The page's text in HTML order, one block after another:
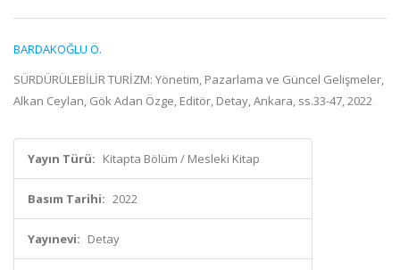
BARDAKOĞLU Ö.
SÜRDÜRÜLEBİLİR TURİZM: Yönetim, Pazarlama ve Güncel Gelişmeler,
Alkan Ceylan, Gök Adan Özge, Editör, Detay, Ankara, ss.33-47, 2022
Yayın Türü: Kitapta Bölüm / Mesleki Kitap
Basım Tarihi: 2022
Yayınevi: Detay